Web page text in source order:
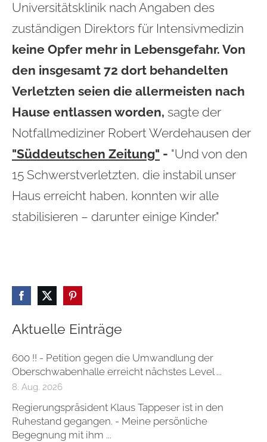
Aktuelle Einträge
600 !! - Petition gegen die Umwandlung der
Oberschwabenhalle erreicht nächstes Level ...
8. Aug. 2026
Regierungspräsident Klaus Tappeser ist in den
Ruhestand gegangen. - Meine persönliche
Begegnung mit ihm ...
Universitätsklinik nach Angaben des
zuständigen Direktors für Intensivmedizin
keine Opfer mehr in Lebensgefahr. Von
den insgesamt 72 dort behandelten
Verletzten seien die allermeisten nach
Hause entlassen worden, sagte der
Notfallmediziner Robert Werdehausen der
"Süddeutschen Zeitung" - "Und von den
15 Schwerstverletzten, die instabil unser
Haus erreicht haben, konnten wir alle
stabilisieren – darunter einige Kinder."